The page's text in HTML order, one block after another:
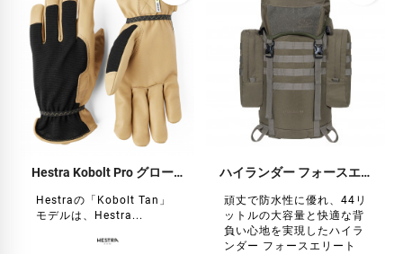
Hestra Kobolt Pro グローブ
Hestraの「Kobolt Tan」
モデルは、Hestra...
ハイランダー フォースエリート 44リットル バックパック
頑丈で防水性に優れ、44リ
ットルの大容量と快適な背
負い心地を実現したハイラ
ンダー フォースエリート